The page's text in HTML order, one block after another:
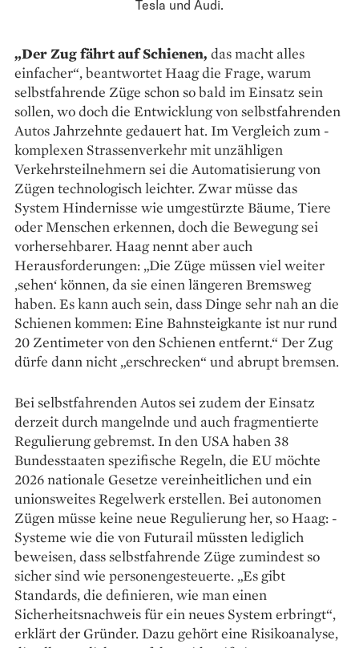
Tesla und Audi.
„Der Zug fährt auf ­Schienen, das macht alles
einfacher“, beantwortet Haag die Frage, ­warum
selbstfahrende Züge schon so bald im Einsatz sein
sollen, wo doch die Entwicklung von selbstfahren­den
Autos Jahrzehnte ­gedauert hat. Im Vergleich zum ­
komplexen Strassenverkehr mit ­unzähligen
Verkehrsteilnehmern sei die Auto­­matisierung von
Zügen technologisch leichter. Zwar müsse das
System Hindernisse wie umgestürzte Bäume, Tiere
oder Menschen erkennen, doch die Bewegung sei
vorhersehbarer. Haag nennt aber auch
Herausforderungen: „Die Züge müssen viel weiter
‚sehen‘ können, da sie einen längeren Bremsweg
haben. Es kann auch sein, dass Dinge sehr nah an die
­Schienen kommen: Eine Bahnsteigkante ist nur rund
20 Zentimeter von den Schienen entfernt.“ Der Zug
dürfe dann nicht „erschrecken“ und abrupt bremsen.
Bei selbstfahrenden Autos sei zudem der Einsatz
derzeit durch mangelnde und auch fragmentierte
Regulierung gebremst. In den USA haben 38
Bundesstaaten spezifische Regeln, die EU möchte
2026 nationale Gesetze vereinheitlichen und ein
unionsweites Regelwerk erstellen. Bei autonomen
Zügen müsse keine neue Regulierung her, so Haag: ­
Systeme wie die von Futurail müssten lediglich
beweisen, dass selbst­fahrende Züge zumindest so
sicher sind wie personengesteuerte. „Es gibt
Standards, die definieren, wie man einen
Sicherheitsnachweis für ein neues System erbringt“,
erklärt der Gründer. Dazu gehört eine Ri­sikoanalyse,